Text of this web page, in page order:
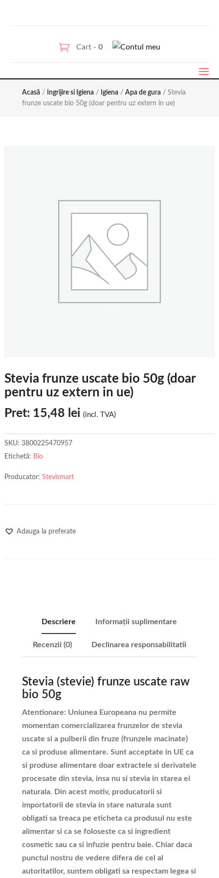
Cart - 0
Acasă/ Ingrijire si Igiena/ Igiena/ Apa de gura/ Stevia
frunze uscate bio 50g (doar pentru uz extern in ue)
Stevia frunze uscate bio 50g (doar
pentru uz extern in ue)
Pret: 15,48 lei (incl. TVA)
SKU: 3800225470957
Etichetă: Bio
Producator: Stevismart
Adauga la preferate
Descriere Informații suplimentare
Recenzii (0) Declinarea responsabilitatii
Stevia (stevie) frunze uscate raw
bio 50g
Atentionare: Uniunea Europeana nu permite
momentan comercializarea frunzelor de stevia
uscate si a pulberii din fruze (frunzele macinate)
ca si produse alimentare. Sunt acceptate in UE ca
si produse alimentare doar extractele si derivatele
procesate din stevia, insa nu si stevia in starea ei
naturala. Din acest motiv, producatorii si
importatorii de stevia in stare naturala sunt
obligati sa treaca pe eticheta ca produsul nu este
alimentar si ca se foloseste ca si ingredient
cosmetic sau ca si infuzie pentru baie. Chiar daca
punctul nostru de vedere difera de cel al
autoritatilor, suntem obligati sa respectam legea si